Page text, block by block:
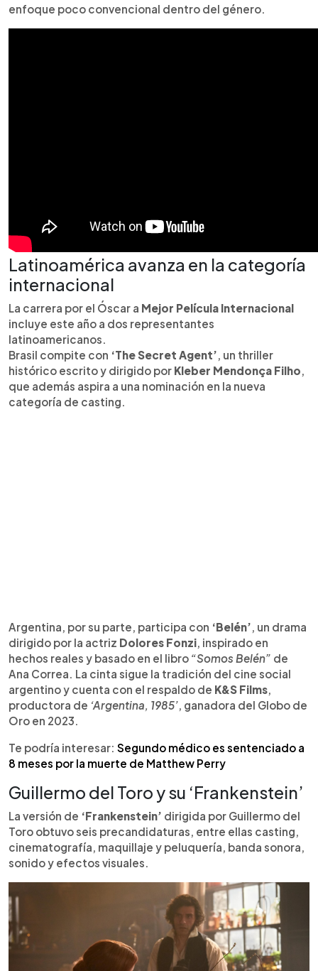
enfoque poco convencional dentro del género.
Latinoamérica avanza en la categoría
internacional
La carrera por el Óscar a Mejor Película Internacional
incluye este año a dos representantes
latinoamericanos.
Brasil compite con ‘The Secret Agent’, un thriller
histórico escrito y dirigido por Kleber Mendonça Filho,
que además aspira a una nominación en la nueva
categoría de casting.
Argentina, por su parte, participa con ‘Belén’, un drama
dirigido por la actriz Dolores Fonzi, inspirado en
hechos reales y basado en el libro “Somos Belén” de
Ana Correa. La cinta sigue la tradición del cine social
argentino y cuenta con el respaldo de K&S Films,
productora de ‘Argentina, 1985’, ganadora del Globo de
Oro en 2023.
Te podría interesar: Segundo médico es sentenciado a
8 meses por la muerte de Matthew Perry
Guillermo del Toro y su ‘Frankenstein’
La versión de ‘Frankenstein’ dirigida por Guillermo del
Toro obtuvo seis precandidaturas, entre ellas casting,
cinematografía, maquillaje y peluquería, banda sonora,
sonido y efectos visuales.